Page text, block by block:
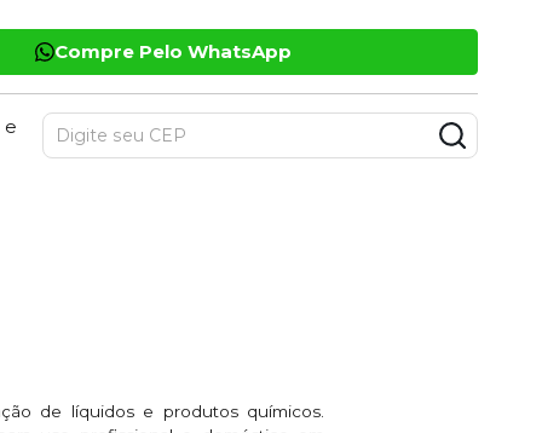
Compre Pelo WhatsApp
e
de líquidos e produtos químicos.